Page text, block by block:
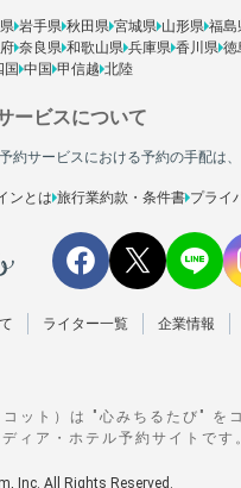
岩手県 秋田県 宮城県 山形県 福島
奈良県 和歌山県 兵庫県 香川県 徳
国 中国 甲信越 北陸
ービスについて
約サービスにおける予約の手配は
ンとは 旅行業約款・条件書 プライ
ライター一覧 企業情報
ット）は "心みちるたび" を
ィア・ホテル予約サイトです
Inc. All Rights Reserved.